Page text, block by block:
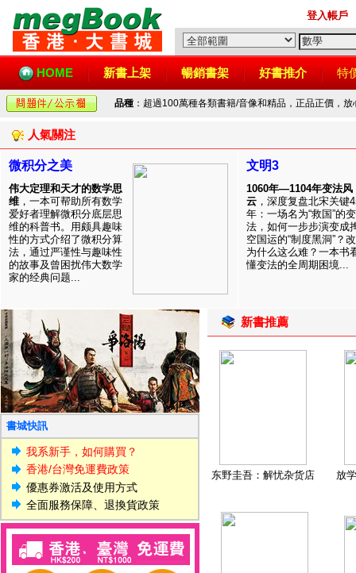
登入帳戶
HOME 新書上架 暢銷書架 好書推介 特
品種 ：超過100萬種各類書籍/音像和精品，正品正價，
人氣關注
微积分之美
伟大定理和天才的数学思
维 ，一本可帮助所有数学
爱好者理解微积分底层思
维的科普书。用颇具趣味
性的方式介绍了微积分算
法，通过严谨性与趣味性
的故事及曾困扰伟大数学
家的经典问题...
文明3
1060年—1104年变法风
云 ，深度复盘北宋关键
年：一场名为“救国”的变
法，如何一步步演变成
空国运的“制度黑洞”？
为什么这么难？一本书
懂变法的全周期困境...
書城快訊
我系新手，如何購買？
香港/台灣免運費政策
優惠券激活及使用方式
全面服務保障、退換貨政策
新書推薦
东野圭吾：解忧杂货店 放